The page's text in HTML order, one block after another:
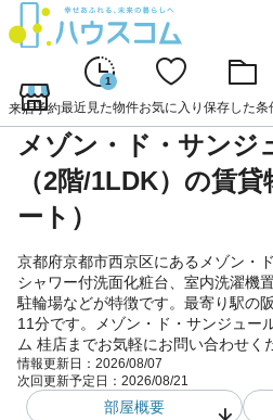
来店予約
1
最近見た物件お気に入り 保存した条
メゾン・ド・サンジ
（2階/1LDK）の賃
ート）
京都府京都市西京区にあるメゾン・
シャワー付洗面化粧台、室内洗濯機
駐輪場などが特徴です。最寄り駅の
11分です。メゾン・ド・サンジュー
ム 桂店までお気軽にお問い合わせく
情報更新日： 2026/08/07
次回更新予定日： 2026/08/21
部屋概要